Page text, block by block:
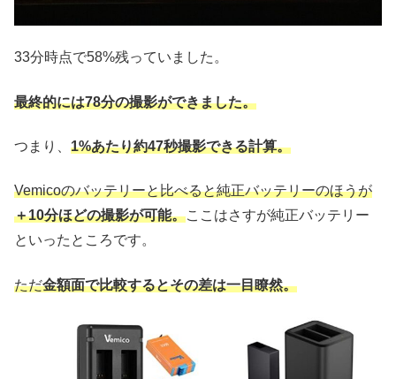
33分時点で58%残っていました。
最終的には78分の撮影ができました。
つまり、 1%あたり約47秒撮影できる計算。
Vemicoのバッテリーと比べると純正バッテリーのほうが
＋10分ほどの撮影が可能。ここはさすが純正バッテリー
といったところです。
ただ金額面で比較するとその差は一目瞭然。